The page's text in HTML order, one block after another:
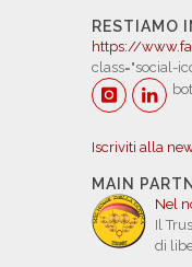
RESTIAMO
https://
class="social-
Iscriviti alla
MAIN
Nel
Il
di